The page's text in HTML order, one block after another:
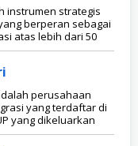
instrumen strategis
berperan sebagai
atas lebih dari 50
perusahaan
yang terdaftar di
yang dikeluarkan